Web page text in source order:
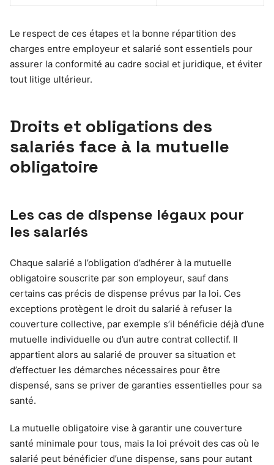
Le respect de ces étapes et la bonne répartition des
charges entre employeur et salarié sont essentiels pour
assurer la conformité au cadre social et juridique, et éviter
tout litige ultérieur.
Droits et obligations des
salariés face à la mutuelle
obligatoire
Les cas de dispense légaux pour
les salariés
Chaque salarié a l’obligation d’adhérer à la mutuelle
obligatoire souscrite par son employeur, sauf dans
certains cas précis de dispense prévus par la loi. Ces
exceptions protègent le droit du salarié à refuser la
couverture collective, par exemple s’il bénéficie déjà d’une
mutuelle individuelle ou d’un autre contrat collectif. Il
appartient alors au salarié de prouver sa situation et
d’effectuer les démarches nécessaires pour être
dispensé, sans se priver de garanties essentielles pour sa
santé.
La mutuelle obligatoire vise à garantir une couverture
santé minimale pour tous, mais la loi prévoit des cas où le
salarié peut bénéficier d’une dispense, sans pour autant